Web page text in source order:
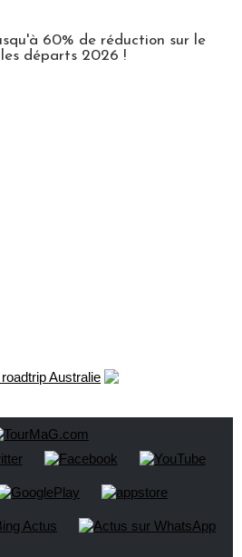
60% de réduction sur le
départs 2026 !